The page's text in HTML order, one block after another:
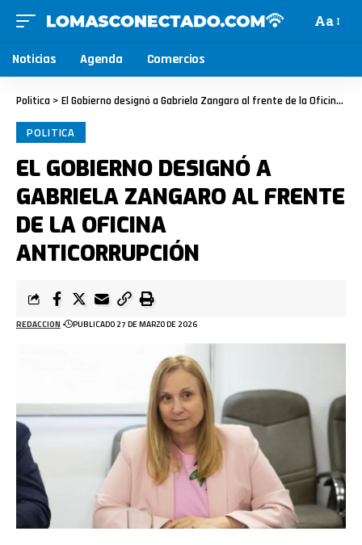
Aa
Noticias Agenda Comercios
Politica > El Gobierno designó a Gabriela Zangaro al frente de la Oficina Anticorrupción
POLITICA
EL GOBIERNO DESIGNÓ A
GABRIELA ZANGARO AL FRENTE
DE LA OFICINA
ANTICORRUPCIÓN
REDACCION PUBLICADO 27 DE MARZO DE 2026